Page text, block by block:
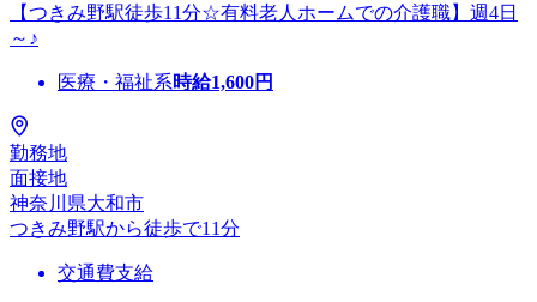
【つきみ野駅徒歩11分☆有料老人ホームでの介護職】週4日
～♪
医療・福祉系時給1,600円
勤務地
面接地
神奈川県大和市
つきみ野駅から徒歩で11分
交通費支給